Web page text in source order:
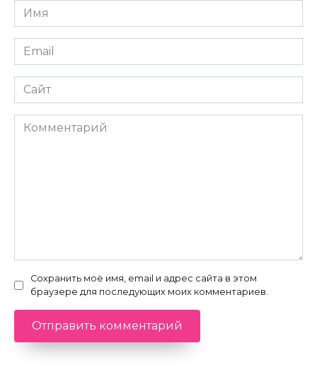
Имя
*
Email
*
Сайт
Комментарий
Сохранить моё имя, email и адрес сайта в этом
браузере для последующих моих комментариев.